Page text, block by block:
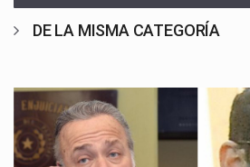
DE LA MISMA CATEGORÍA